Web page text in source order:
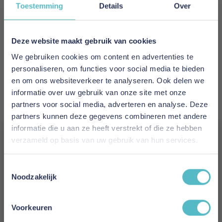
Toestemming Details Over
Deze website maakt gebruik van cookies
We gebruiken cookies om content en advertenties te
personaliseren, om functies voor social media te bieden
en om ons websiteverkeer te analyseren. Ook delen we
informatie over uw gebruik van onze site met onze
partners voor social media, adverteren en analyse. Deze
partners kunnen deze gegevens combineren met andere
informatie die u aan ze heeft verstrekt of die ze hebben
verzameld op basis van uw gebruik van hun services.
Noodzakelijk
Voorkeuren
XDream by Brinkhaus
Levertijd
Tijk
100% mako-katoen
Vulling
100% katoen
E-mail